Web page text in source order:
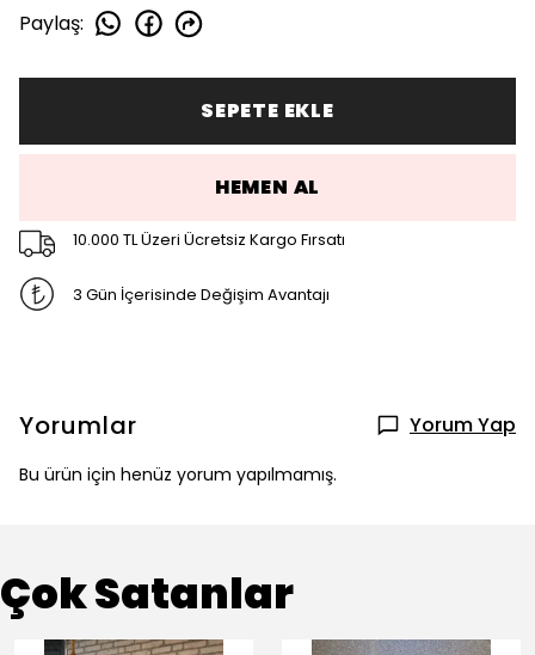
Paylaş:
SEPETE EKLE
HEMEN AL
10.000 TL Üzeri Ücretsiz Kargo Fırsatı
3 Gün İçerisinde Değişim Avantajı
Yorumlar Yorum Yap
Bu ürün için henüz yorum yapılmamış.
Çok Satanlar